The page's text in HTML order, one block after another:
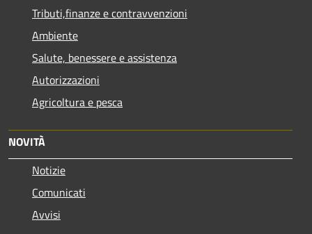
Tributi,finanze e contravvenzioni
Ambiente
Salute, benessere e assistenza
Autorizzazioni
Agricoltura e pesca
NOVITÀ
Notizie
Comunicati
Avvisi